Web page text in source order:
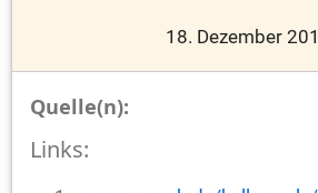
18. Dezember
Quelle(n):
Links: